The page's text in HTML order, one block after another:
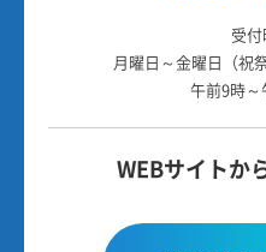
受付
月曜日～金曜日（祝
午前9時～
WEBサイトか